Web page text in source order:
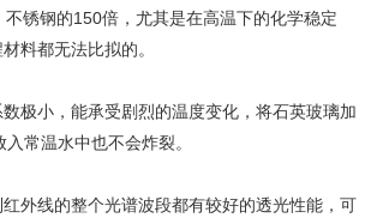
锈钢的150倍，尤其是在高温下的化学稳定
料都无法比拟的。
极小，能承受剧烈的温度变化，将石英玻璃加
常温水中也不会炸裂。
外线的整个光谱波段都有较好的透光性能，可